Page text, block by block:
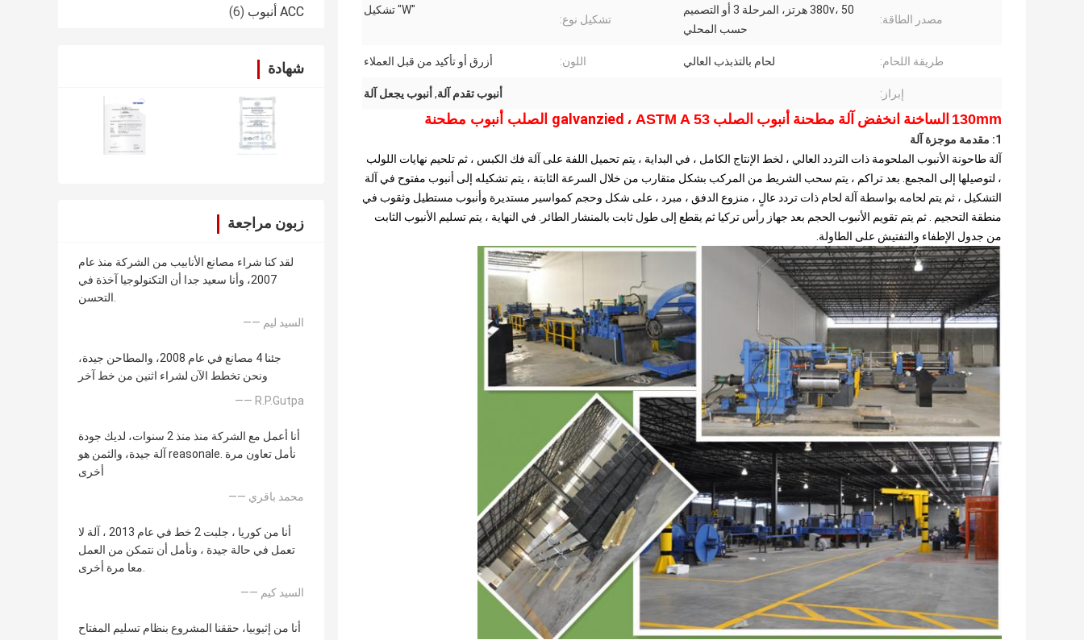
ACC أنبوب (6)
شهادة
زبون مراجعة
لقد كنا شراء مصانع الأنابيب من الشركة منذ عام
2007، وأنا سعيد جدا أن التكنولوجيا آخذة في
التحسن.
—— السيد ليم
جئنا 4 مصانع في عام 2008، والمطاحن جيدة،
ونحن تخطط الآن لشراء اثنين من خط آخر
—— R.P.Gutpa
أنا أعمل مع الشركة منذ منذ 2 سنوات، لديك جودة
آلة جيدة، والثمن هو reasonale. نأمل تعاون مرة
أخرى
—— محمد باقري
أنا من كوريا ، جلبت 2 خط في عام 2013 ، آلة لا
تعمل في حالة جيدة ، ونأمل أن نتمكن من العمل
معا مرة أخرى.
—— السيد كيم
أنا من إثيوبيا، حققنا المشروع بنظام تسليم المفتاح
مصدر الطاقة:
380v، 50 هرتز، المرحلة 3 أو التصميم
حسب المحلي
تشكيل نوع:
"W" تشكيل
طريقة اللحام: لحام بالتذبذب العالي اللون: أزرق أو تأكيد من قبل العملاء
إبراز: أنبوب تقدم آلة, أنبوب يجعل آلة
130mm الساخنة انخفض آلة مطحنة أنبوب الصلب galvanzied ، ASTM A 53 الصلب أنبوب مطحنة
1: مقدمة موجزة آلة
آلة طاحونة الأنبوب الملحومة ذات التردد العالي ، لخط الإنتاج الكامل ، في البداية ، يتم تحميل اللفة على آلة فك الكبس ، ثم تلحيم نهايات اللولب
، لتوصيلها إلى المجمع. بعد تراكم ، يتم سحب الشريط من المركب بشكل متقارب من خلال السرعة الثابتة ، يتم تشكيله إلى أنبوب مفتوح في آلة
التشكيل ، ثم يتم لحامه بواسطة آلة لحام ذات تردد عالٍ ، منزوع الدفق ، مبرد ، على شكل وحجم كمواسير مستديرة وأنبوب مستطيل وثقوب في
منطقة التحجيم .ثم يتم تقويم الأنبوب الحجم بعد جهاز رأس تركيا ثم يقطع إلى طول ثابت بالمنشار الطائر. في النهاية ، يتم تسليم الأنبوب الثابت
من جدول الإطفاء والتفتيش على الطاولة.